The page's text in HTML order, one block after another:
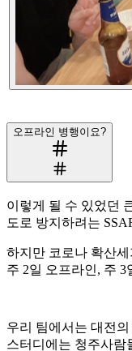
오프라인 병행이요?
이렇게 될 수 있었던
도로 방지하려는
하지만 코로나 확산
주 2일 오프라인, 주
우리 팀에서는 대전
스터디에는 청주사람